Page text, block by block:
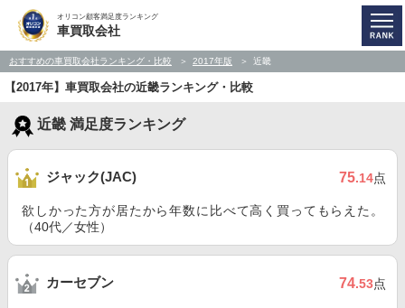
オリコン顧客満足度ランキング
車買取会社
おすすめの車買取会社ランキング・比較 2017年版 近畿
【2017年】車買取会社の近畿ランキング・比較
近畿 満足度ランキング
ジャック(JAC) 75.14点
欲しかった方が居たから年数に比べて高く買ってもらえた。
（40代／女性）
カーセブン 74.53点